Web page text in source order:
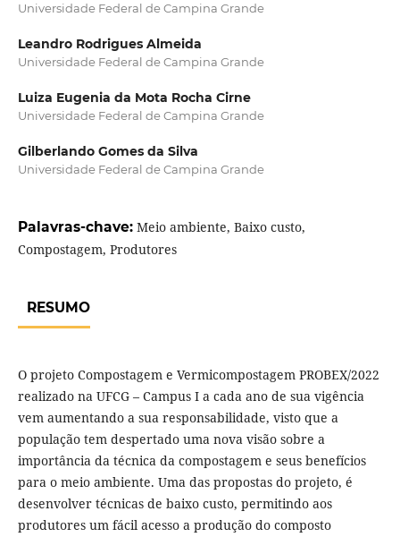
Universidade Federal de Campina Grande
Leandro Rodrigues Almeida
Universidade Federal de Campina Grande
Luiza Eugenia da Mota Rocha Cirne
Universidade Federal de Campina Grande
Gilberlando Gomes da Silva
Universidade Federal de Campina Grande
Palavras-chave: Meio ambiente, Baixo custo,
Compostagem, Produtores
RESUMO
O projeto Compostagem e Vermicompostagem PROBEX/2022
realizado na UFCG – Campus I a cada ano de sua vigência
vem aumentando a sua responsabilidade, visto que a
população tem despertado uma nova visão sobre a
importância da técnica da compostagem e seus benefícios
para o meio ambiente. Uma das propostas do projeto, é
desenvolver técnicas de baixo custo, permitindo aos
produtores um fácil acesso a produção do composto